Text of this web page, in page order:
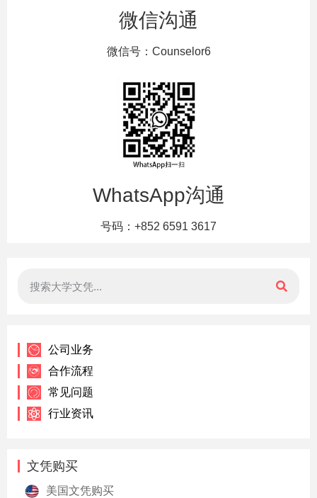
微信沟通
微信号：Counselor6
WhatsApp沟通
号码：+852 6591 3617
公司业务
合作流程
常见问题
行业资讯
文凭购买
美国文凭购买